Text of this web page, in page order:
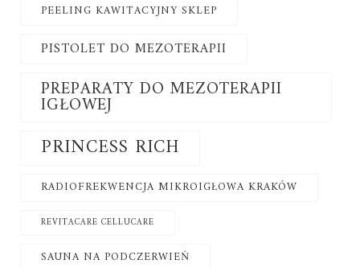
PEELING KAWITACYJNY SKLEP
PISTOLET DO MEZOTERAPII
PREPARATY DO MEZOTERAPII
IGŁOWEJ
PRINCESS RICH
RADIOFREKWENCJA MIKROIGŁOWA KRAKÓW
REVITACARE CELLUCARE
SAUNA NA PODCZERWIEŃ